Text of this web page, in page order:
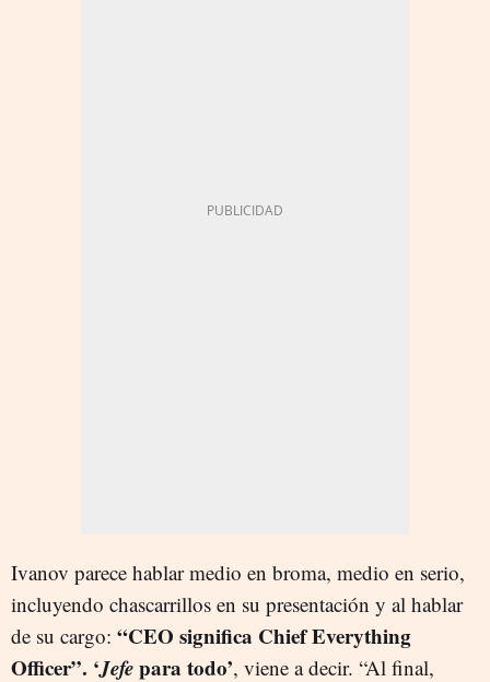
Ivanov parece hablar medio en broma, medio en serio,
incluyendo chascarrillos en su presentación y al hablar
de su cargo: “CEO significa Chief Everything
Officer”. ‘Jefepara todo’, viene a decir. “Al final,